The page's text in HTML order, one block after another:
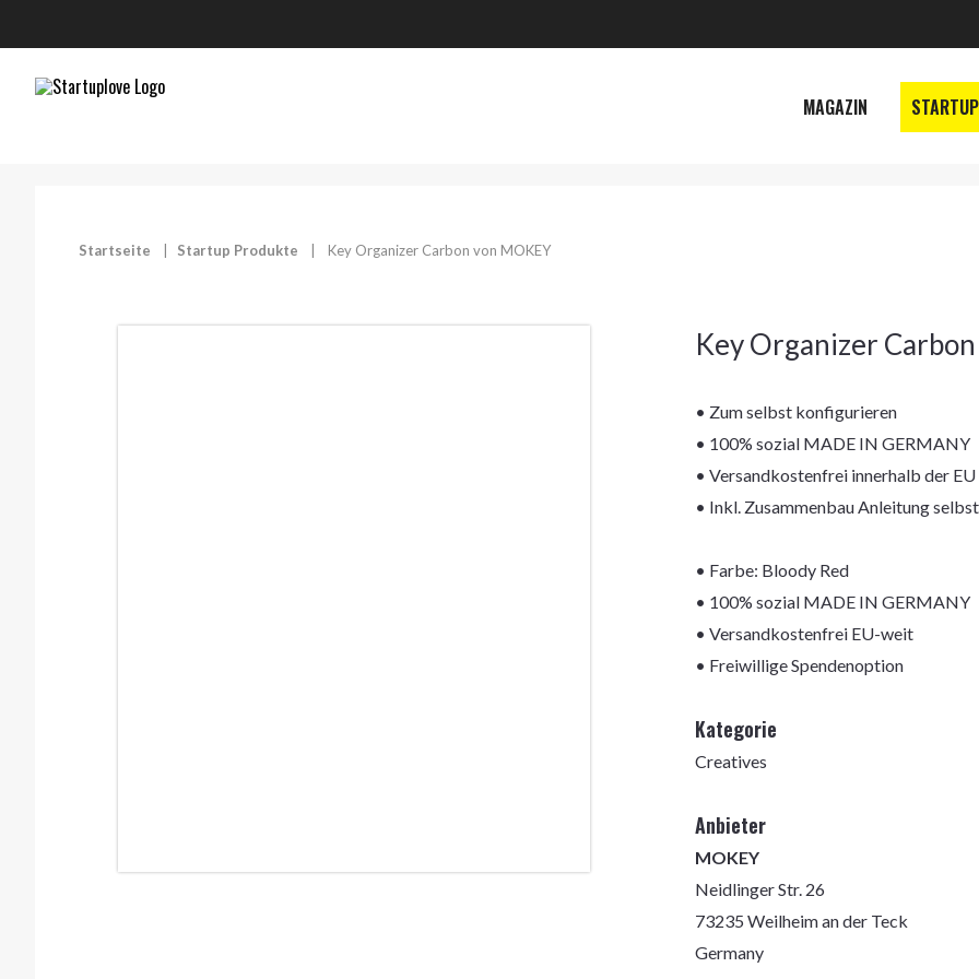
MAGAZIN
Startseite Startup Produkte Key Organizer Carbon von MOKEY
Key Organizer
• Zum selbst konfigurieren
• 100% sozial MADE IN GERMANY
• Versandkostenfrei innerhalb der EU
• Inkl. Zusammenbau Anleitung
• Farbe: Bloody Red
• 100% sozial MADE IN GERMANY
• Versandkostenfrei EU-weit
• Freiwillige Spendenoption
Kategorie
Creatives
Anbieter
MOKEY
Neidlinger Str. 26
73235 Weilheim an der Teck
Germany